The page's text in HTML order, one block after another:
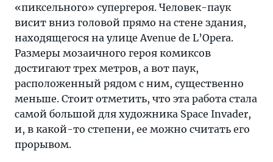
«пиксельного» супергероя. Человек-паук
висит вниз головой прямо на стене здания,
находящегося на улице Avenue de L’Opera.
Размеры мозаичного героя комиксов
достигают трех метров, а вот паук,
расположенный рядом с ним, существенно
меньше. Стоит отметить, что эта работа стала
самой большой для художника Space Invader,
и, в какой-то степени, ее можно считать его
прорывом.